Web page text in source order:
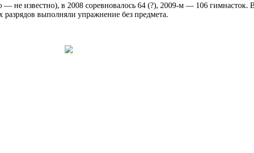
— не известно), в 2008 соревновалось 64 (?), 2009-м — 106
выполняли упражнение без предмета.